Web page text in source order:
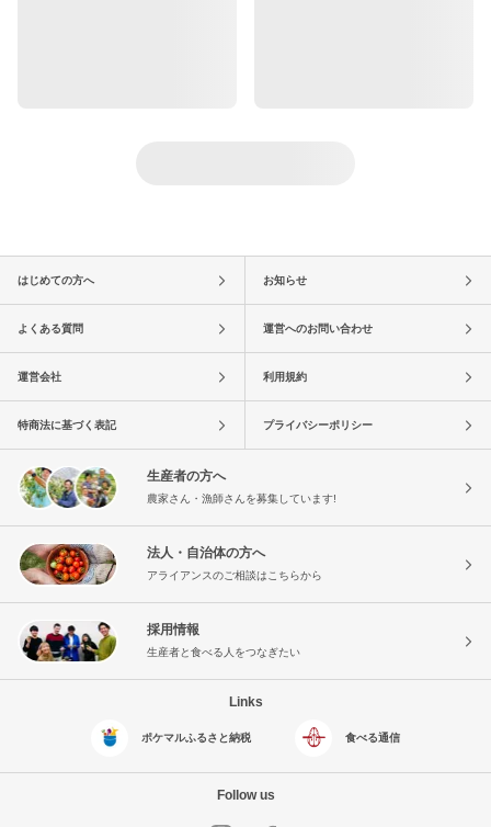
はじめての方へ お知らせ
よくある質問 運営へのお問い合わせ
運営会社 利用規約
特商法に基づく表記 プライバシーポリシー
生産者の方へ
農家さん・漁師さんを募集しています!
法人・自治体の方へ
アライアンスのご相談はこちらから
採用情報
生産者と食べる人をつなぎたい
Links
ポケマルふるさと納税 食べる通信
Follow us